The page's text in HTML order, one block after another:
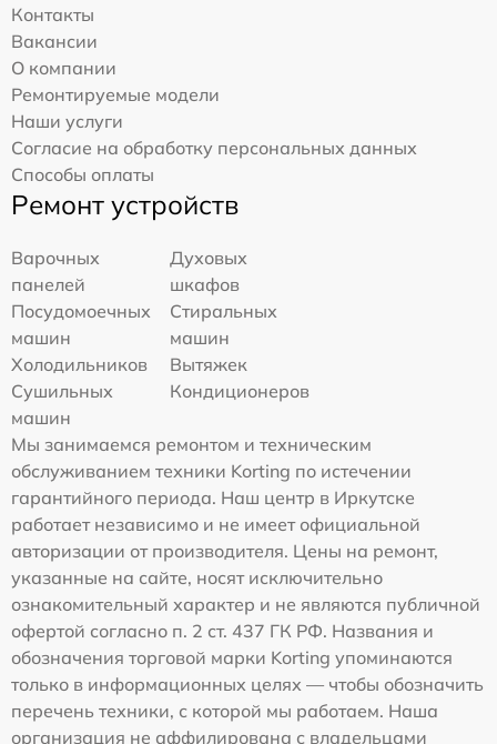
Контакты
Вакансии
О компании
Ремонтируемые модели
Наши услуги
Согласие на обработку персональных данных
Способы оплаты
Ремонт устройств
Варочных
панелей
Духовых
шкафов
Посудомоечных
машин
Стиральных
машин
Холодильников
Вытяжек
Сушильных
машин
Кондиционеров
Мы занимаемся ремонтом и техническим
обслуживанием техники Korting по истечении
гарантийного периода. Наш центр в Иркутске
работает независимо и не имеет официальной
авторизации от производителя. Цены на ремонт,
указанные на сайте, носят исключительно
ознакомительный характер и не являются публичной
офертой согласно п. 2 ст. 437 ГК РФ. Названия и
обозначения торговой марки Korting упоминаются
только в информационных целях — чтобы обозначить
перечень техники, с которой мы работаем. Наша
организация не аффилирована с владельцами